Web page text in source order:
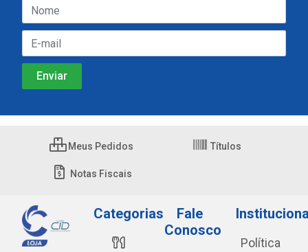
Meus Pedidos Títulos
Notas Fiscais
Categorias
Fale
Conosco
Política